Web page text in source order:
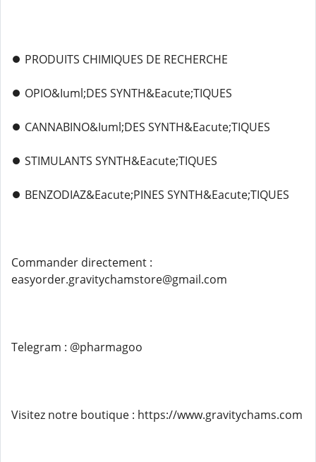
⏺️ PRODUITS CHIMIQUES DE RECHERCHE
⏺️ OPIO&Iuml;DES SYNTH&Eacute;TIQUES
⏺️ CANNABINO&Iuml;DES SYNTH&Eacute;TIQUES
⏺️ STIMULANTS SYNTH&Eacute;TIQUES
⏺️ BENZODIAZ&Eacute;PINES SYNTH&Eacute;TIQUES
Commander directement :
easyorder.gravitychamstore@gmail.com
Telegram : @pharmagoo
Visitez notre boutique : https://www.gravitychams.com